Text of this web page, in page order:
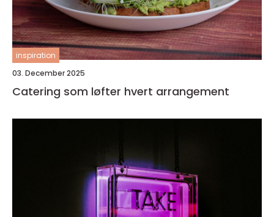
inspiration
03. December 2025
Catering som løfter hvert arrangement